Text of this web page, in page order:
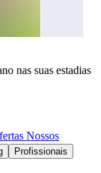
nas suas estadias
Nossos
Profissionais